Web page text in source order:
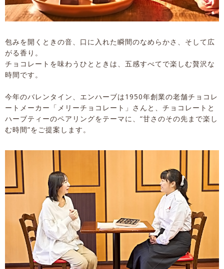
包みを開くときの音、口に入れた瞬間のなめらかさ、そして広
がる香り。
チョコレートを味わうひとときは、五感すべてで楽しむ贅沢な
時間です。
今年のバレンタイン、エンハーブは1950年創業の老舗チョコレ
ートメーカー「メリーチョコレート」さんと、チョコレートと
ハーブティーのペアリングをテーマに、“甘さのその先まで楽し
む時間”をご提案します。